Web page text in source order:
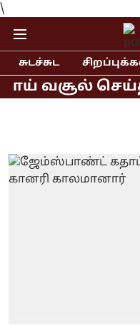
\
சுடச்சுட
வசூல் செய்த